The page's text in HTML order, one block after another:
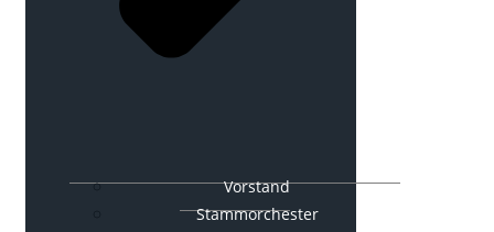
Vorstand
Stammorchester